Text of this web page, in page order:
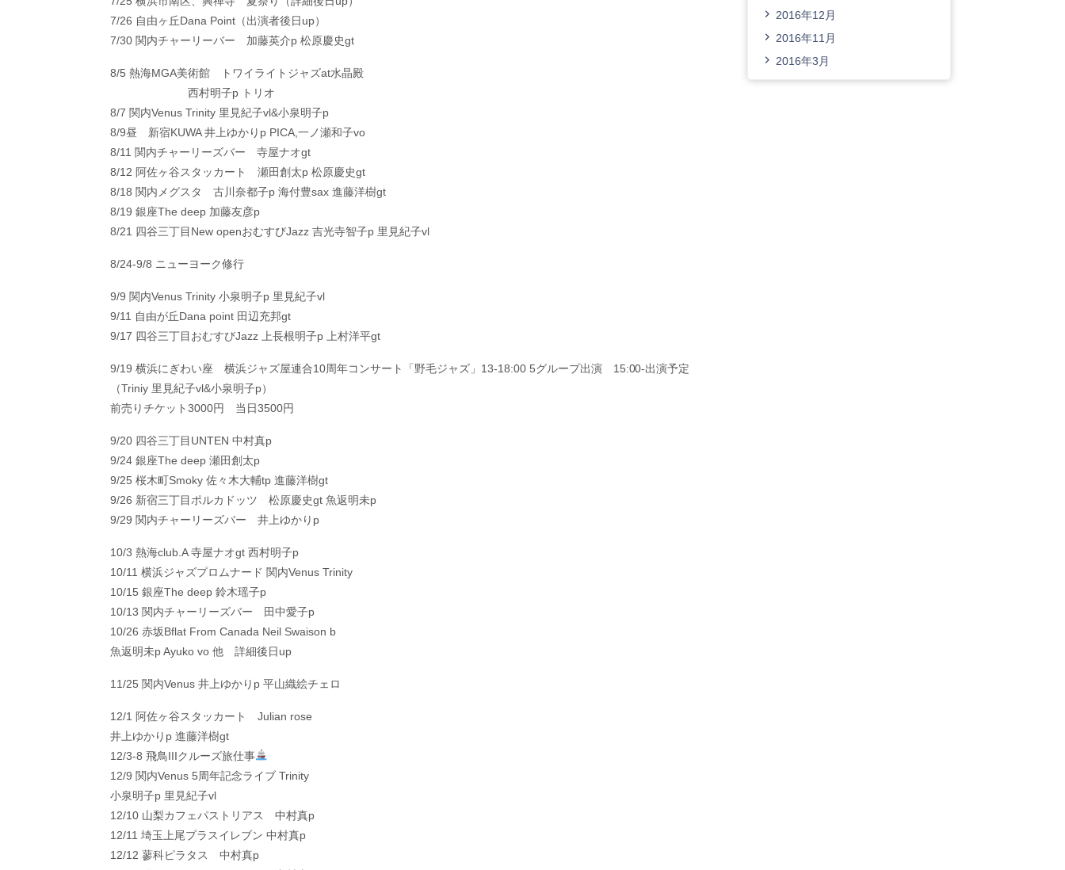
7/26 自由ヶ丘Dana Point（出演者後日up）
7/30 関内チャーリーバー 加藤英介p 松原慶史gt
8/5 熱海MGA美術館 トワイライトジャズat水晶殿
西村明子p トリオ
8/7 関内Venus Trinity 里見紀子vl&小泉明子p
8/9昼 新宿KUWA 井上ゆかりp PICA,一ノ瀬和子vo
8/11 関内チャーリーズバー 寺屋ナオgt
8/12 阿佐ヶ谷スタッカート 瀬田創太p 松原慶史gt
8/18 関内メグスタ 古川奈都子p 海付豊sax 進藤洋樹gt
8/19 銀座The deep 加藤友彦p
8/21 四谷三丁目New openおむすびJazz 吉光寺智子p 里見紀子vl
8/24-9/8 ニューヨーク修行
9/9 関内Venus Trinity 小泉明子p 里見紀子vl
9/11 自由が丘Dana point 田辺充邦gt
9/17 四谷三丁目おむすびJazz 上長根明子p 上村洋平gt
9/19 横浜にぎわい座 横浜ジャズ屋連合10周年コンサート「野毛ジャズ」13-18:00 5グループ出演 15:00-出演予定
（Triniy 里見紀子vl&小泉明子p）
前売りチケット3000円 当日3500円
9/20 四谷三丁目UNTEN 中村真p
9/24 銀座The deep 瀬田創太p
9/25 桜木町Smoky 佐々木大輔tp 進藤洋樹gt
9/26 新宿三丁目ポルカドッツ 松原慶史gt 魚返明未p
9/29 関内チャーリーズバー 井上ゆかりp
10/3 熱海club.A 寺屋ナオgt 西村明子p
10/11 横浜ジャズプロムナード 関内Venus Trinity
10/15 銀座The deep 鈴木瑶子p
10/13 関内チャーリーズバー 田中愛子p
10/26 赤坂Bflat From Canada Neil Swaison b
魚返明未p Ayuko vo 他 詳細後日up
11/25 関内Venus 井上ゆかりp 平山織絵チェロ
12/1 阿佐ヶ谷スタッカート Julian rose
井上ゆかりp 進藤洋樹gt
12/3-8 飛鳥IIIクルーズ旅仕事
12/9 関内Venus 5周年記念ライブ Trinity
小泉明子p 里見紀子vl
12/10 山梨カフェパストリアス 中村真p
12/11 埼玉上尾プラスイレブン 中村真p
12/12 蓼科ピラタス 中村真p
2016年12月
2016年11月
2016年3月